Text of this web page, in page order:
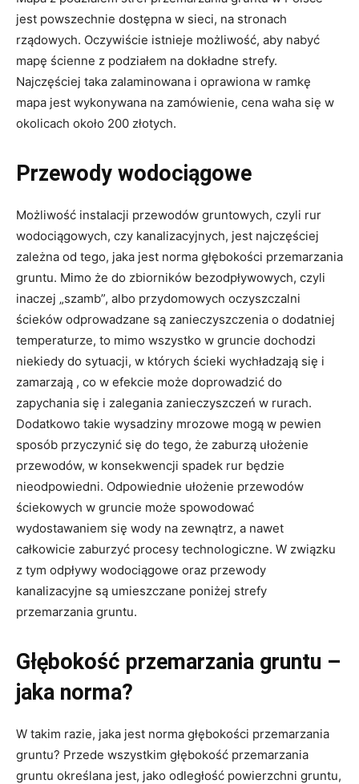
jest powszechnie dostępna w sieci, na stronach
rządowych. Oczywiście istnieje możliwość, aby nabyć
mapę ścienne z podziałem na dokładne strefy.
Najczęściej taka zalaminowana i oprawiona w ramkę
mapa jest wykonywana na zamówienie, cena waha się w
okolicach około 200 złotych.
Przewody wodociągowe
Możliwość instalacji przewodów gruntowych, czyli rur
wodociągowych, czy kanalizacyjnych, jest najczęściej
zależna od tego, jaka jest norma głębokości przemarzania
gruntu. Mimo że do zbiorników bezodpływowych, czyli
inaczej „szamb”, albo przydomowych oczyszczalni
ścieków odprowadzane są zanieczyszczenia o dodatniej
temperaturze, to mimo wszystko w gruncie dochodzi
niekiedy do sytuacji, w których ścieki wychładzają się i
zamarzają , co w efekcie może doprowadzić do
zapychania się i zalegania zanieczyszczeń w rurach.
Dodatkowo takie wysadziny mrozowe mogą w pewien
sposób przyczynić się do tego, że zaburzą ułożenie
przewodów, w konsekwencji spadek rur będzie
nieodpowiedni. Odpowiednie ułożenie przewodów
ściekowych w gruncie może spowodować
wydostawaniem się wody na zewnątrz, a nawet
całkowicie zaburzyć procesy technologiczne. W związku
z tym odpływy wodociągowe oraz przewody
kanalizacyjne są umieszczane poniżej strefy
przemarzania gruntu.
Głębokość przemarzania gruntu –
jaka norma?
W takim razie, jaka jest norma głębokości przemarzania
gruntu? Przede wszystkim głębokość przemarzania
gruntu określana jest, jako odległość powierzchni gruntu,